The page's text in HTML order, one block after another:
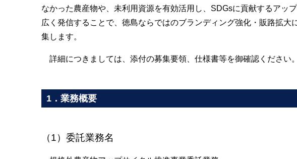
なかった農産物や、未利用資源を有効活用し、SDGsに貢献するアッ
広く発信することで、徳島ならではのブランディング強化・販路拡大
集します。
詳細につきましては、添付の募集要領、仕様書等を御確認ください。
1．業務概要
（1）委託業務名